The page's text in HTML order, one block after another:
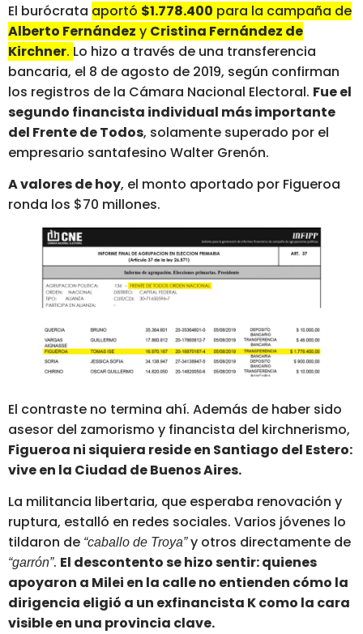
El burócrata aportó $1.778.400 para la campaña de
Alberto Fernández y Cristina Fernández de
Kirchner. Lo hizo a través de una transferencia
bancaria, el 8 de agosto de 2019, según confirman
los registros de la Cámara Nacional Electoral. Fue el
segundo financista individual más importante
del Frente de Todos, solamente superado por el
empresario santafesino Walter Grenón.
A valores de hoy, el monto aportado por Figueroa
ronda los $70 millones.
El contraste no termina ahí. Además de haber sido
asesor del zamorismo y financista del kirchnerismo,
Figueroa ni siquiera reside en Santiago del Estero:
vive en la Ciudad de Buenos Aires.
La militancia libertaria, que esperaba renovación y
ruptura, estalló en redes sociales. Varios jóvenes lo
tildaron de “caballo de Troya”y otros directamente de
“garrón”. El descontento se hizo sentir: quienes
apoyaron a Milei en la calle no entienden cómo la
dirigencia eligió a un exfinancista K como la cara
visible en una provincia clave.